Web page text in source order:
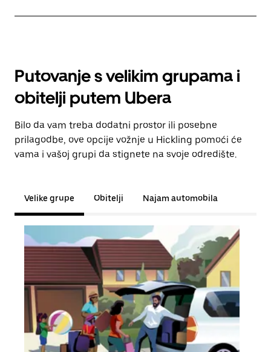
Putovanje s velikim grupama i
obitelji putem Ubera
Bilo da vam treba dodatni prostor ili posebne
prilagodbe, ove opcije vožnje u Hickling pomoći će
vama i vašoj grupi da stignete na svoje odredište.
Velike grupe Obitelji Najam automobila